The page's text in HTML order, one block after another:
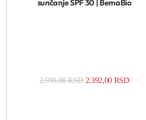
sunčanje SPF 30 | BemaBio
2.990,00RSD 2.392,00 RSD